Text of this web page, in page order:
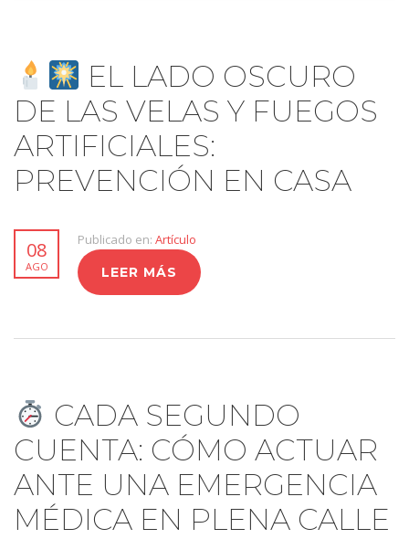
EL LADO OSCURO
DE LAS VELAS Y FUEGOS
ARTIFICIALES:
PREVENCIÓN EN CASA
08
AGO
Publicado en: Artículo
LEER MÁS
CADA SEGUNDO
CUENTA: CÓMO ACTUAR
ANTE UNA EMERGENCIA
MÉDICA EN PLENA CALLE